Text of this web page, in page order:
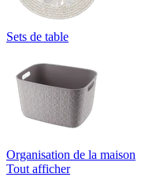
Sets de table
Organisation de la maison
Tout afficher